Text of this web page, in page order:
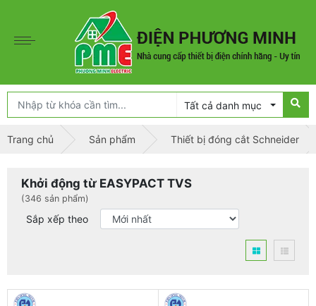
Tất cả danh mục
Trang chủ Sản phẩm Thiết bị đóng cắt Schneider
Khởi động từ EASYPACT TVS
(346 sản phẩm)
Sắp xếp theo